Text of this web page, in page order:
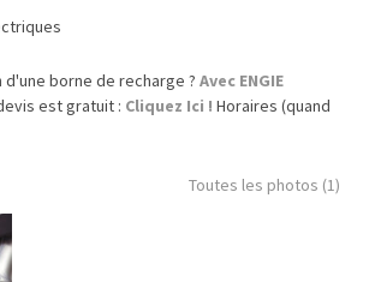
d'une borne de recharge ? Avec ENGIE
est gratuit : Cliquez Ici ! Horaires (quand
Toutes les photos (1)